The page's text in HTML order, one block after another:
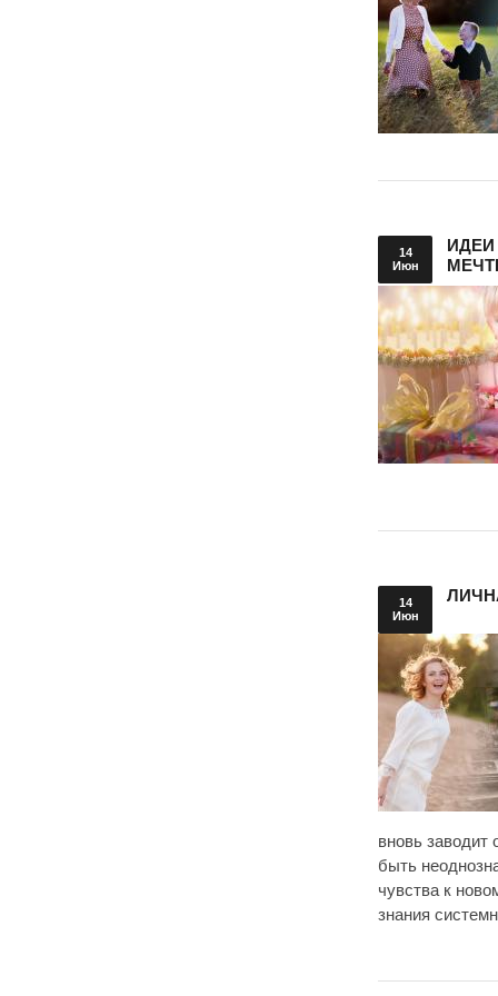
14
Июн
ИДЕИ
14
Июн
вновь заводит
быть
чувства к
знания